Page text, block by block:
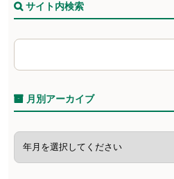
サイト内検索
月別アーカイブ